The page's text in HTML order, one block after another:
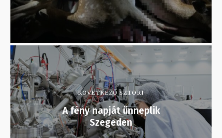
KÖVETKEZŐ SZTORI
A fény napját ünneplik
Szegeden